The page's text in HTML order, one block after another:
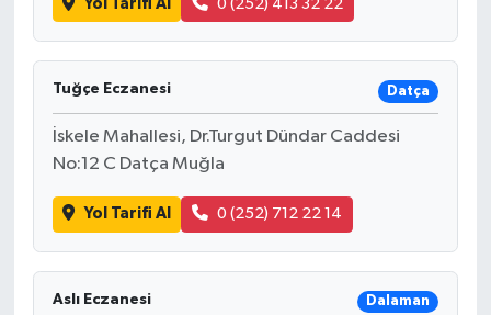
Yol Tarifi Al 0 (252) 413 32 22
Tuğçe Eczanesi Datça
İskele Mahallesi, Dr.Turgut Dündar Caddesi
No:12 C Datça Muğla
Yol Tarifi Al 0 (252) 712 22 14
Aslı Eczanesi Dalaman